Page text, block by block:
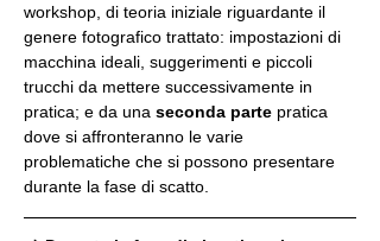
workshop, di teoria iniziale riguardante il
genere fotografico trattato: impostazioni di
macchina ideali, suggerimenti e piccoli
trucchi da mettere successivamente in
pratica; e da una seconda parte pratica
dove si affronteranno le varie
problematiche che si possono presentare
durante la fase di scatto.